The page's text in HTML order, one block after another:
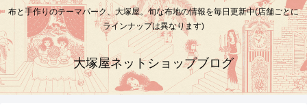
布と手作りのテーマパーク、大塚屋。旬な布地の情報を毎日更新中(店舗ごとに
ラインナップは異なります)
大塚屋ネットショップブログ